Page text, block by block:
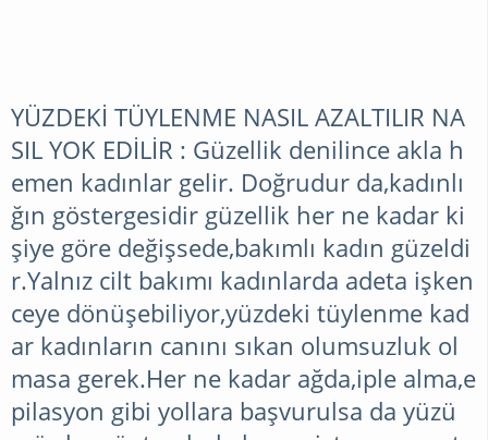
MODELLERI
TESETTÜR
GIYIM
MAGAZIN
ÖRGÜ
İŞLERI
YÜZDEKİ TÜYLENME NASIL AZALTILIR NA
SIL YOK EDİLİR : Güzellik denilince akla h
emen kadınlar gelir. Doğrudur da,kadınlı
ğın göstergesidir güzellik her ne kadar ki
şiye göre değişsede,bakımlı kadın güzeldi
r.Yalnız cilt bakımı kadınlarda adeta işken
ceye dönüşebiliyor,yüzdeki tüylenme kad
ar kadınların canını sıkan olumsuzluk ol
masa gerek.Her ne kadar ağda,iple alma,e
pilasyon gibi yollara başvurulsa da yüzü